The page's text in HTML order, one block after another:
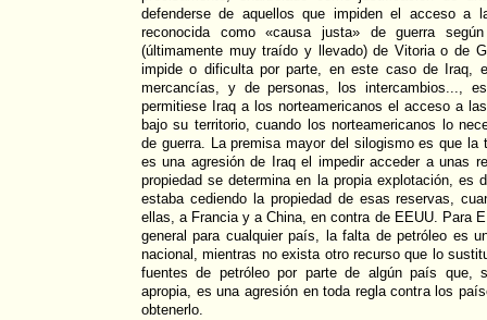
defenderse de aquellos que impiden el acceso a
reconocida como «causa justa» de guerra
(últimamente muy traído y llevado) de Vitoria o de
impide o dificulta por parte, en este caso de Iraq,
mercancías, y de personas, los intercambios...,
permitiese Iraq a los norteamericanos el acceso a
bajo su territorio, cuando los norteamericanos lo
de guerra. La premisa mayor del silogismo es que
es una agresión de Iraq el impedir acceder a unas
propiedad se determina en la propia explotación, es
estaba cediendo la propiedad de esas reservas,
ellas, a Francia y a China, en contra de EEUU. Para
general para cualquier país, la falta de petróleo es
nacional, mientras no exista otro recurso que lo
fuentes de petróleo por parte de algún país que,
apropia, es una agresión en toda regla contra los
obtenerlo.